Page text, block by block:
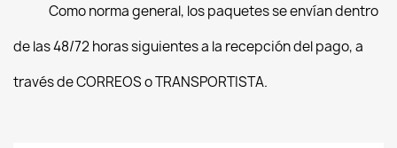
Como norma general, los paquetes se envían dentro
de las 48/72 horas siguientes a la recepción del pago, a
través de CORREOS o TRANSPORTISTA.